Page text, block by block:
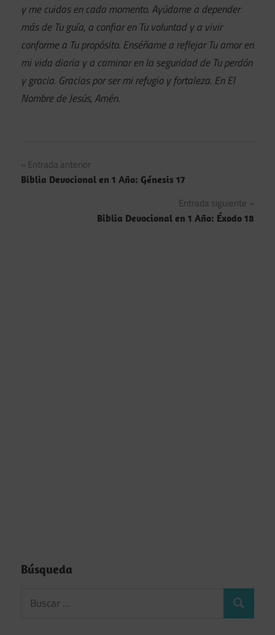
y me cuidas en cada momento. Ayúdame a depender
más de Tu guía, a confiar en Tu voluntad y a vivir
conforme a Tu propósito. Enséñame a reflejar Tu amor en
mi vida diaria y a caminar en la seguridad de Tu perdón
y gracia. Gracias por ser mi refugio y fortaleza. En El
Nombre de Jesús, Amén.
Navegación
de
Entrada anterior
Biblia Devocional en 1 Año: Génesis 17
Entrada siguiente
Biblia Devocional en 1 Año: Éxodo 18
Búsqueda